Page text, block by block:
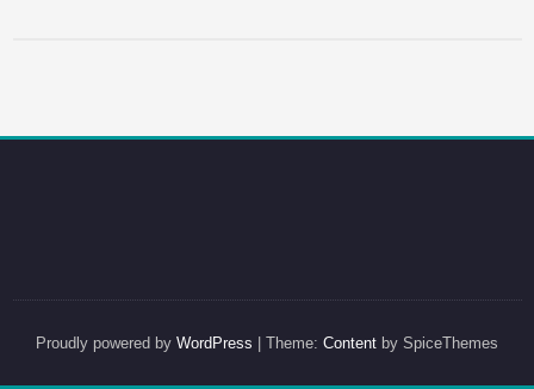
Proudly powered by WordPress | Theme: Content by SpiceThemes